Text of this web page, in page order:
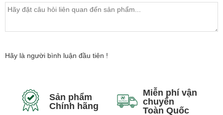
Hãy là người bình luận đầu tiên !
Sản phẩm
Chính hãng
Miễn phí vận
chuyển
Toàn Quốc